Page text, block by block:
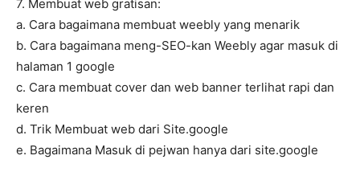
7. Membuat web gratisan:
a. Cara bagaimana membuat weebly yang menarik
b. Cara bagaimana meng-SEO-kan Weebly agar masuk di
halaman 1 google
c. Cara membuat cover dan web banner terlihat rapi dan
keren
d. Trik Membuat web dari Site.google
e. Bagaimana Masuk di pejwan hanya dari site.google